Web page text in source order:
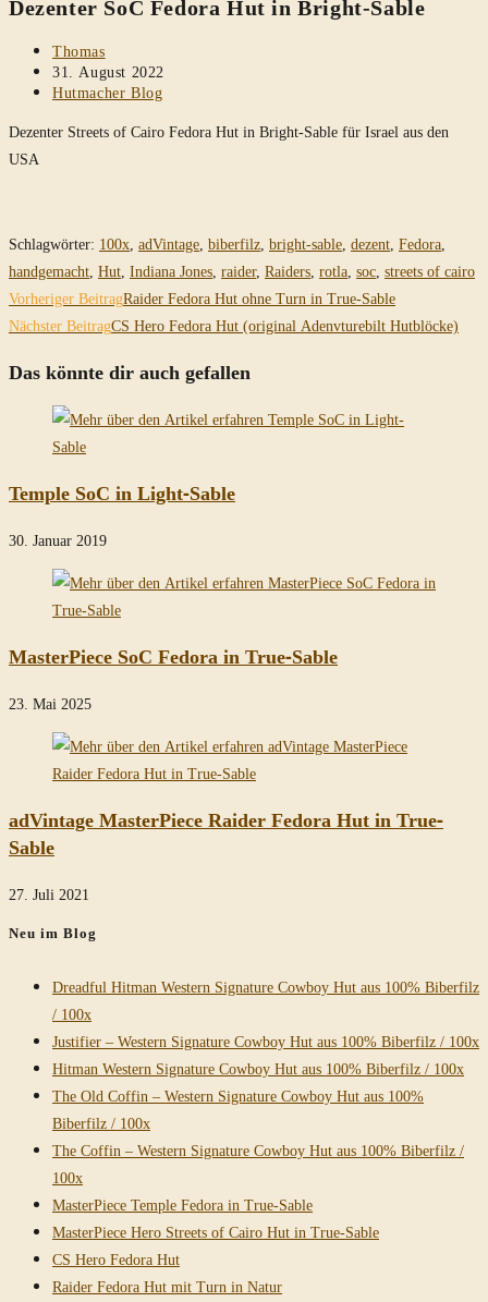
durchsuchen
Dezenter SoC Fedora Hut in Bright-Sable
Beitrags-
Autor:
Thomas
Beitrag
veröffentlicht:
31. August 2022
Beitrags-
Hutmacher Blog
Dezenter Streets of Cairo Fedora Hut in Bright-Sable für Israel aus den
USA
Schlagwörter: 100x, adVintage, biberfilz, bright-sable, dezent, Fedora,
handgemacht, Hut, Indiana Jones, raider, Raiders, rotla, soc, streets of cairo
Weitere
Artikel
ansehen
Vorheriger BeitragRaider Fedora Hut ohne Turn in True-Sable
Nächster BeitragCS Hero Fedora Hut (original Adenvturebilt Hutblöcke)
Das könnte dir auch gefallen
Temple SoC in Light-Sable
30. Januar 2019
MasterPiece SoC Fedora in True-Sable
23. Mai 2025
adVintage MasterPiece Raider Fedora Hut in True-
Sable
27. Juli 2021
Neu im Blog
Dreadful Hitman Western Signature Cowboy Hut aus 100% Biberfilz
/ 100x
Justifier – Western Signature Cowboy Hut aus 100% Biberfilz / 100x
Hitman Western Signature Cowboy Hut aus 100% Biberfilz / 100x
The Old Coffin – Western Signature Cowboy Hut aus 100%
Biberfilz / 100x
The Coffin – Western Signature Cowboy Hut aus 100% Biberfilz /
100x
MasterPiece Temple Fedora in True-Sable
MasterPiece Hero Streets of Cairo Hut in True-Sable
CS Hero Fedora Hut
Raider Fedora Hut mit Turn in Natur